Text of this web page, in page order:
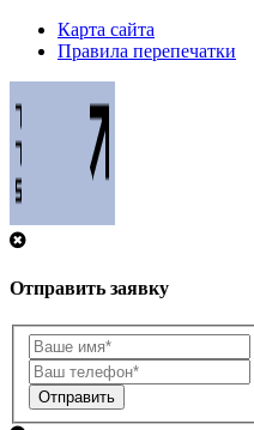
Карта сайта
Правила перепечатки
Отправить заявку
Отправить